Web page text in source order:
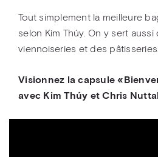
Tout simplement la meilleure
selon Kim Thúy. On y sert aussi
viennoiseries et des pâtisseries.
Visionnez la capsule
avec Kim Thúy et Chris